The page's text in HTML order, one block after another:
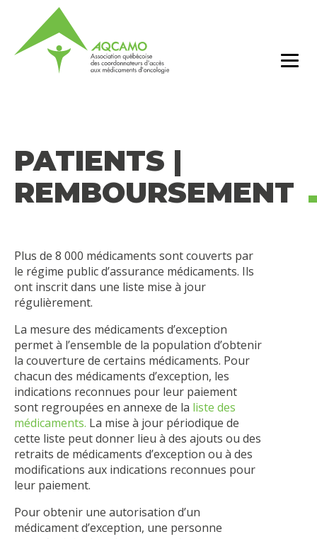
PATIENTS |
REMBOURSEMENT
Plus de 8 000 médicaments sont couverts par
le régime public d’assurance médicaments. Ils
ont inscrit dans une liste mise à jour
régulièrement.
La mesure des médicaments d’exception
permet à l’ensemble de la population d’obtenir
la couverture de certains médicaments. Pour
chacun des médicaments d’exception, les
indications reconnues pour leur paiement
sont regroupées en annexe de la liste des
médicaments. La mise à jour périodique de
cette liste peut donner lieu à des ajouts ou des
retraits de médicaments d’exception ou à des
modifications aux indications reconnues pour
leur paiement.
Pour obtenir une autorisation d’un
médicament d’exception, une personne